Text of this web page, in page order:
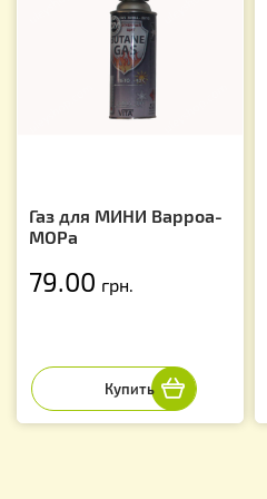
Газ для МИНИ Варроа-
МОРа
79.00 грн.